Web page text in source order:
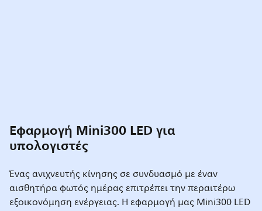
Εφαρμογή Mini300 LED για
υπολογιστές
Ένας ανιχνευτής κίνησης σε συνδυασμό με έναν
αισθητήρα φωτός ημέρας επιτρέπει την περαιτέρω
εξοικονόμηση ενέργειας. Η εφαρμογή μας Mini300 LED